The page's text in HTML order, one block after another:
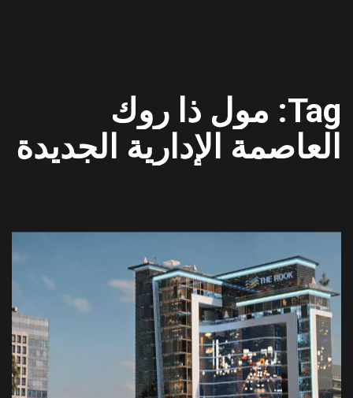
Tag: مول ذا روك
العاصمة الإدارية الجديدة